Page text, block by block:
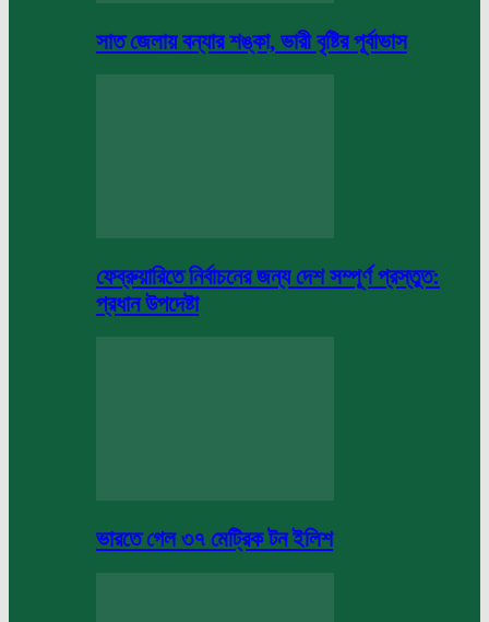
সাত জেলায় বন্যার শঙ্কা, ভারী বৃষ্টির পূর্বাভাস
ফেব্রুয়ারিতে নির্বাচনের জন্য দেশ সম্পূর্ণ প্রস্তুত:
প্রধান উপদেষ্টা
ভারতে গেল ৩৭ মেট্রিক টন ইলিশ